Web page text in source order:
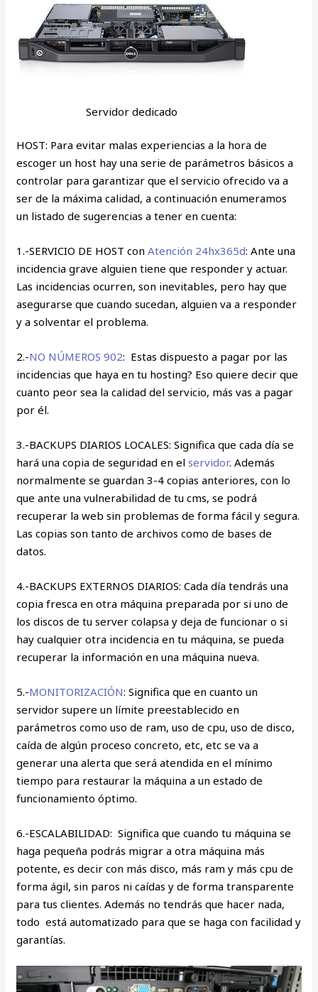
Servidor dedicado
HOST: Para evitar malas experiencias a la hora de
escoger un host hay una serie de parámetros básicos a
controlar para garantizar que el servicio ofrecido va a
ser de la máxima calidad, a continuación enumeramos
un listado de sugerencias a tener en cuenta:
1.-SERVICIO DE HOST conAtención 24hx365d: Ante una
incidencia grave alguien tiene que responder y actuar.
Las incidencias ocurren, son inevitables, pero hay que
asegurarse que cuando sucedan, alguien va a responder
y a solventar el problema.
2.-NO NÚMEROS 902: Estas dispuesto a pagar por las
incidencias que haya en tu hosting? Eso quiere decir que
cuanto peor sea la calidad del servicio, más vas a pagar
por él.
3.-BACKUPS DIARIOS LOCALES: Significa que cada día se
hará una copia de seguridad en elservidor. Además
normalmente se guardan 3-4 copias anteriores, con lo
que ante una vulnerabilidad de tu cms, se podrá
recuperar la web sin problemas de forma fácil y segura.
Las copias son tanto de archivos como de bases de
datos.
4.-BACKUPS EXTERNOS DIARIOS: Cada día tendrás una
copia fresca en otra máquina preparada por si uno de
los discos de tu server colapsa y deja de funcionar o si
hay cualquier otra incidencia en tu máquina, se pueda
recuperar la información en una máquina nueva.
5.-MONITORIZACIÓN: Significa que en cuanto un
servidor supere un límite preestablecido en
parámetros como uso de ram, uso de cpu, uso de disco,
caída de algún proceso concreto, etc, etc se va a
generar una alerta que será atendida en el mínimo
tiempo para restaurar la máquina a un estado de
funcionamiento óptimo.
6.-ESCALABILIDAD: Significa que cuando tu máquina se
haga pequeña podrás migrar a otra máquina más
potente, es decir con más disco, más ram y más cpu de
forma ágil, sin paros ni caídas y de forma transparente
para tus clientes. Además no tendrás que hacer nada,
todo está automatizado para que se haga con facilidad y
garantías.